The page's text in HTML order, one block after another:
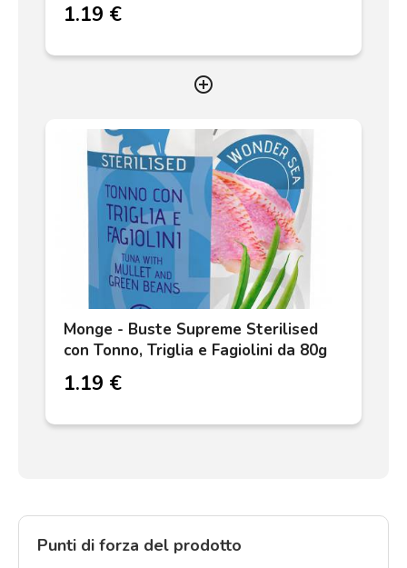
1.19 €
add_circle_outline
Monge - Buste Supreme Sterilised
con Tonno, Triglia e Fagiolini da 80g
1.19 €
Punti di forza del prodotto